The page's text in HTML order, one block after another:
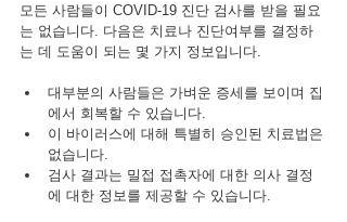
모든 사람들이 COVID-19 진단 검사를 받을 필요
는 없습니다. 다음은 치료나 진단여부를 결정하
는 데 도움이 되는 몇 가지 정보입니다.
대부분의 사람들은 가벼운 증세를 보이며 집
에서 회복할 수 있습니다.
이 바이러스에 대해 특별히 승인된 치료법은
없습니다.
검사 결과는 밀접 접촉자에 대한 의사 결정
에 대한 정보를 제공할 수 있습니다.